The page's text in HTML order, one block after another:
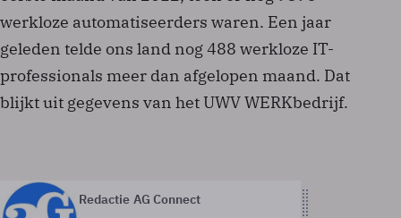
werkloze automatiseerders waren. Een jaar
geleden telde ons land nog 488 werkloze IT-
professionals meer dan afgelopen maand. Dat
blijkt uit gegevens van het UWV WERKbedrijf.
Redactie AG Connect